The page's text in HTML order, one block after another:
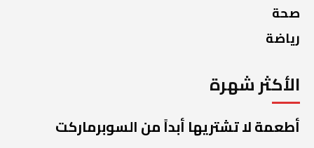
صحة
رياضة
الأكثر شهرة
أطعمة لا تشتريها أبداً من السوبرماركت